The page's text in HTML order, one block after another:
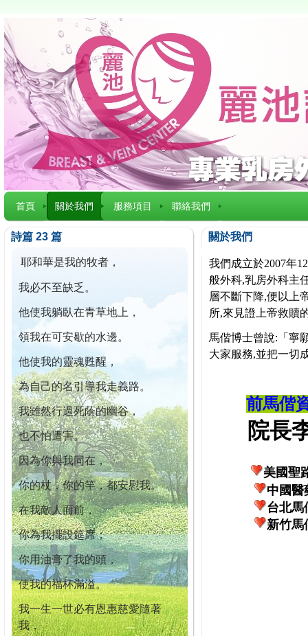
首頁 關於我們 服務項目 聯絡我們
詩篇 23 篇
耶和華是我的牧者，
我必不至缺乏。
他使我躺臥在青草地上，
領我在可安歇的水邊。
他使我的靈魂甦醒，
為自己的名引導我走義路。
我雖然行過死蔭的幽谷，
也不怕遭害。
因為你與我同在，
你的杖，你的竿，都安慰我。
在我敵人面前，
你為我擺設筵席；
你用油膏了我的頭，
使我的福杯滿溢。
我一生一世必有恩惠慈愛隨著
我，
關於我們
我們成立於2007年
般外科,乳房外科主
層不斷下降,便以上
所,來見證上帝救贖
馬偕博士曾說:「寧
大家服務,並把一切
前馬偕
院長李
美國聖
中國醫
台北馬
新竹馬